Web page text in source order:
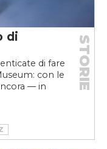
di
di fare
con le
— in
STORIE